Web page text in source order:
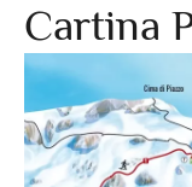
Cartina